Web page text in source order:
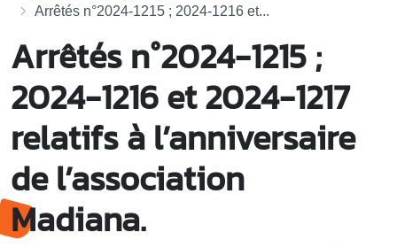
Arrêtés n°2024-1215 ; 2024-1216 et...
Arrêtés n°2024-1215 ;
2024-1216 et 2024-1217
relatifs à l’anniversaire
de l’association
Madiana.